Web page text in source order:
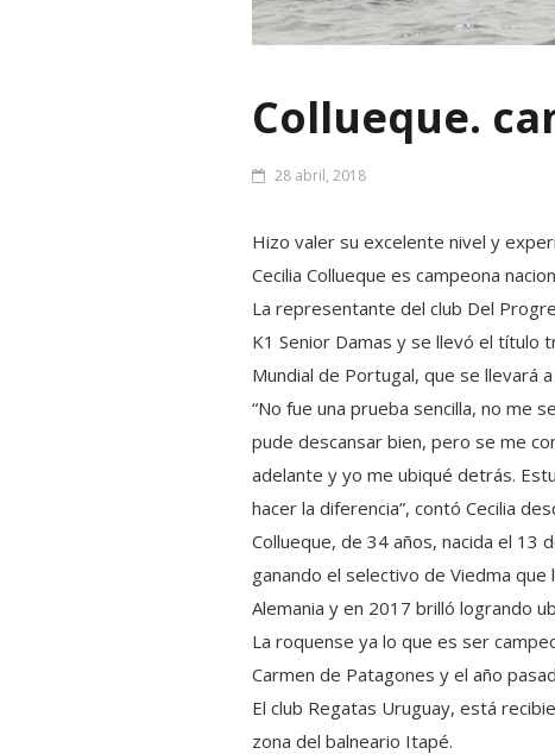
Collueque.
28 abril, 2018
Hizo valer su excelente nivel y
Cecilia Collueque es campeona
La representante del club Del
K1 Senior Damas y se llevó el título
Mundial de Portugal, que se llevará
“No fue una prueba sencilla, no me
pude descansar bien, pero se me
adelante y yo me ubiqué detrás.
hacer la diferencia”, contó Cecilia
Collueque, de 34 años, nacida el 13
ganando el selectivo de Viedma
Alemania y en 2017 brilló logrando
La roquense ya lo que es ser
Carmen de Patagones y el año
El club Regatas Uruguay, está
zona del balneario Itapé.